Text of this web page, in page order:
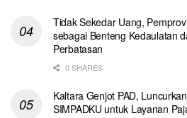
Tidak Sekedar Uang,
sebagai Benteng Kedaulatan
Perbatasan
0 SHARES
Kaltara Genjot PAD,
SIMPADKU untuk Layanan